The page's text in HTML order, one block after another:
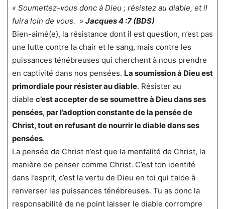
« Soumettez-vous donc à Dieu ; résistez au diable, et il
fuira loin de vous. » Jacques 4 :7 (BDS)
Bien-aimé(e), la résistance dont il est question, n’est pas
une lutte contre la chair et le sang, mais contre les
puissances ténébreuses qui cherchent à nous prendre
en captivité dans nos pensées. La soumission à Dieu est
primordiale pour résister au diable. Résister au
diable c’est accepter de se soumettre à Dieu dans ses
pensées, par l’adoption constante de la pensée de
Christ, tout en refusant de nourrir le diable dans ses
pensées.
La pensée de Christ n’est que la mentalité de Christ, la
manière de penser comme Christ. C’est ton identité
dans l’esprit, c’est la vertu de Dieu en toi qui t’aide à
renverser les puissances ténébreuses. Tu as donc la
responsabilité de ne point laisser le diable corrompre